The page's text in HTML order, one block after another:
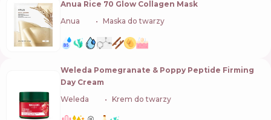
Anua Rice 70 Glow Collagen Mask
Anua
Maska do twarzy
Weleda Pomegranate & Poppy Peptide Firming
Day Cream
Weleda
Krem do twarzy